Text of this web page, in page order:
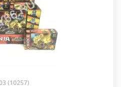
(10257)